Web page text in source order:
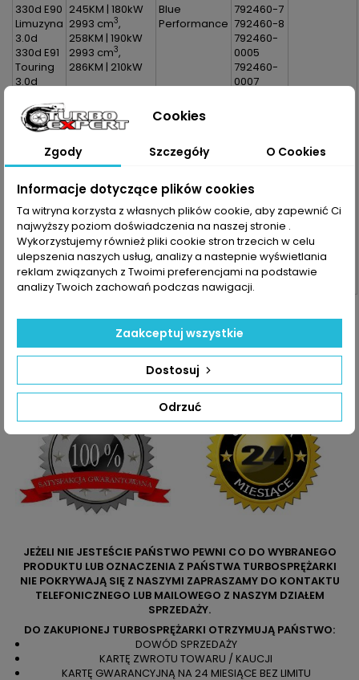
330d E90
Limuzyna
3.0d
330d E91
Touring
3.0d
Limuzyna
3.0d
Touring
3.0d
730d F01
3.0d
730d F02
3.0d
730d F03
3.0d
730d F04
3.0d
245KM | 180kW
2993 cm3,
258KM | 190kW
2993 cm3,
286KM | 210kW
Blue
Performance
792460-7
792460-8
792460-
0005
792460-
0007
792460-
792460-
5008
792460-
5005S
792460-
5007S
792460-
5008S
Dane zawarte w tabeli mogą odbiegać od rzeczywistości.
Dokładamy wszelkich starań aby jednak tak nie było.
Najlepszym kryterium doboru części jest sprawdzenie
numerów producenta na uszkodzonej części.
JEŻELI NIE JESTEŚCIE PAŃSTWO PEWNI CO DO WYBRANEGO
PRODUKTU LUB OZNACZENIA Z PAŃSTWA TURBOSPRĘŻARKI
NIE POKRYWAJĄ SIĘ Z NASZYMI ZAPRASZAMY DO KONTAKTU
TELEFONICZNEGO LUB MAILOWEGO Z NASZYM DZIAŁEM
SPRZEDAŻY.
DO ZAKUPIONEJ TURBOSPRĘŻARKI OTRZYMUJĄ PAŃSTWO:
DOWÓD SPRZEDAŻY
KARTĘ ZWROTU TOWARU / KAUCJI
KARTĘ GWARANCYJNĄ NA 24 MIESIĄCE BEZ LIMITU
Cookies
Zgody Szczegóły O Cookies
Informacje dotyczące plików cookies
Ta witryna korzysta z własnych plików cookie, aby zapewnić Ci
najwyższy poziom doświadczenia na naszej stronie .
Wykorzystujemy również pliki cookie stron trzecich w celu
ulepszenia naszych usług, analizy a nastepnie wyświetlania
reklam związanych z Twoimi preferencjami na podstawie
analizy Twoich zachowań podczas nawigacji.
Odrzuć
Dostosuj
Zaakceptuj wszystkie